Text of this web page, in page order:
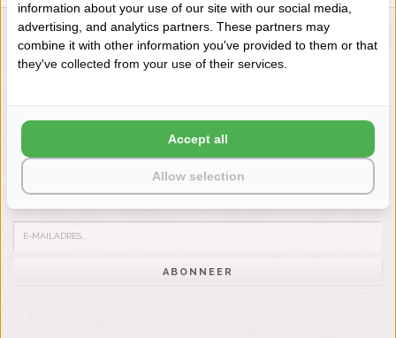
LIENSLINNENWINKEL.NL
VRAGEN? BEL DAN
Wilt u op de hoogte blijven?
Word lid van onze mailinglijst:
ABONNEER
information about your use of our site with our social media,
advertising, and analytics partners. These partners may
combine it with other information you've provided to them or that
they've collected from your use of their services.
Allow selection
Accept all